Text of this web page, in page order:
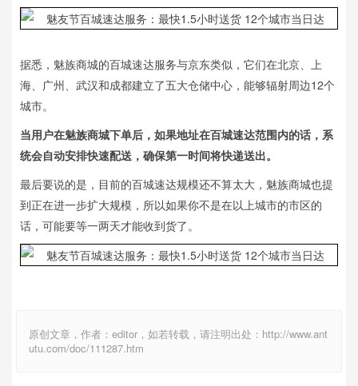
据悉，魅族商城的百城速达服务与京东类似，它们在北京、上
海、广州、武汉和成都建立了五大仓储中心，能够辐射周边12个
城市。
当用户在魅族商城下单后，如果地址在百城速达范围内的话，系
统会自动安排快速配送，确保第一时间将快递送出。
最后要说的是，目前的百城速达规模还不算太大，魅族商城也提
到正在进一步扩大规模，所以如果你不是在以上城市的市区的
话，可能要等一两天才能收到货了。
原创文章，作者：editor，如若转载，请注明出处：http://www.ant
utu.com/doc/111287.htm